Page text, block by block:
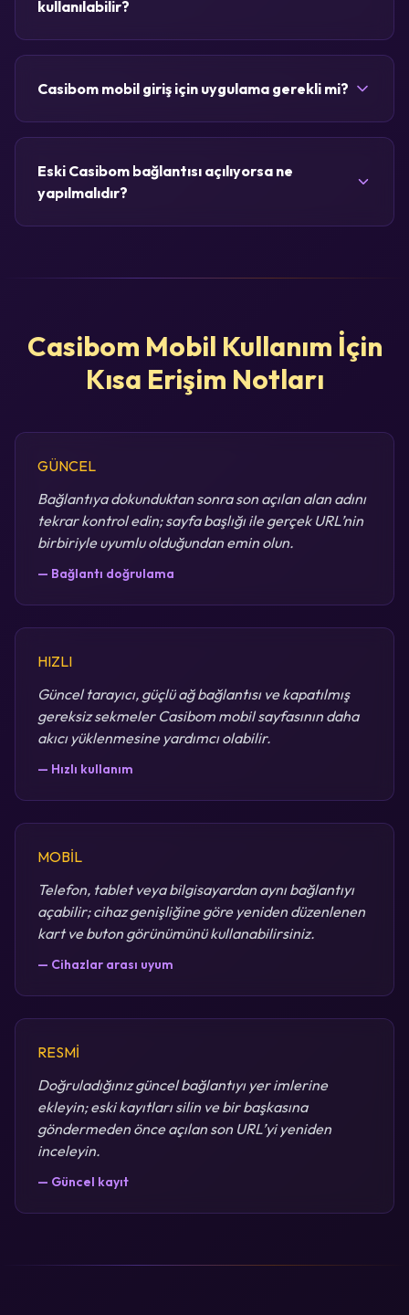
kullanılabilir?
Casibom mobil giriş için uygulama gerekli mi?
Eski Casibom bağlantısı açılıyorsa ne
yapılmalıdır?
Casibom Mobil Kullanım İçin
Kısa Erişim Notları
GÜNCEL
Bağlantıya dokunduktan sonra son açılan alan adını
tekrar kontrol edin; sayfa başlığı ile gerçek URL’nin
birbiriyle uyumlu olduğundan emin olun.
— Bağlantı doğrulama
HIZLI
Güncel tarayıcı, güçlü ağ bağlantısı ve kapatılmış
gereksiz sekmeler Casibom mobil sayfasının daha
akıcı yüklenmesine yardımcı olabilir.
— Hızlı kullanım
MOBİL
Telefon, tablet veya bilgisayardan aynı bağlantıyı
açabilir; cihaz genişliğine göre yeniden düzenlenen
kart ve buton görünümünü kullanabilirsiniz.
— Cihazlar arası uyum
RESMİ
Doğruladığınız güncel bağlantıyı yer imlerine
ekleyin; eski kayıtları silin ve bir başkasına
göndermeden önce açılan son URL’yi yeniden
inceleyin.
— Güncel kayıt